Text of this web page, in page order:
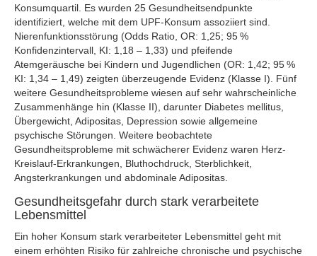
Konsumquartil. Es wurden 25 Gesundheitsendpunkte
identifiziert, welche mit dem UPF-Konsum assoziiert sind.
Nierenfunktionsstörung (Odds Ratio, OR: 1,25; 95 %
Konfidenzintervall, KI: 1,18 – 1,33) und pfeifende
Atemgeräusche bei Kindern und Jugendlichen (OR: 1,42; 95 %
KI: 1,34 – 1,49) zeigten überzeugende Evidenz (Klasse I). Fünf
weitere Gesundheitsprobleme wiesen auf sehr wahrscheinliche
Zusammenhänge hin (Klasse II), darunter Diabetes mellitus,
Übergewicht, Adipositas, Depression sowie allgemeine
psychische Störungen. Weitere beobachtete
Gesundheitsprobleme mit schwächerer Evidenz waren Herz-
Kreislauf-Erkrankungen, Bluthochdruck, Sterblichkeit,
Angsterkrankungen und abdominale Adipositas.
Gesundheitsgefahr durch stark verarbeitete
Lebensmittel
Ein hoher Konsum stark verarbeiteter Lebensmittel geht mit
einem erhöhten Risiko für zahlreiche chronische und psychische